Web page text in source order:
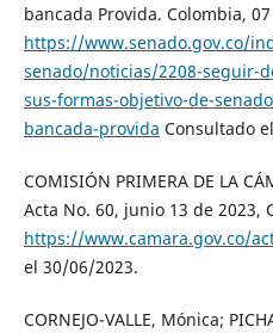
bancada Provida. Colombia,
https://www.senado.gov.co/
senado/noticias/2208-seguir-
sus-formas-objetivo-de-
bancada-provida Consultado
COMISIÓN PRIMERA DE LA
Acta No. 60, junio 13 de 2023,
https://www.camara.gov.co/
el 30/06/2023.
CORNEJO-VALLE, Mónica;